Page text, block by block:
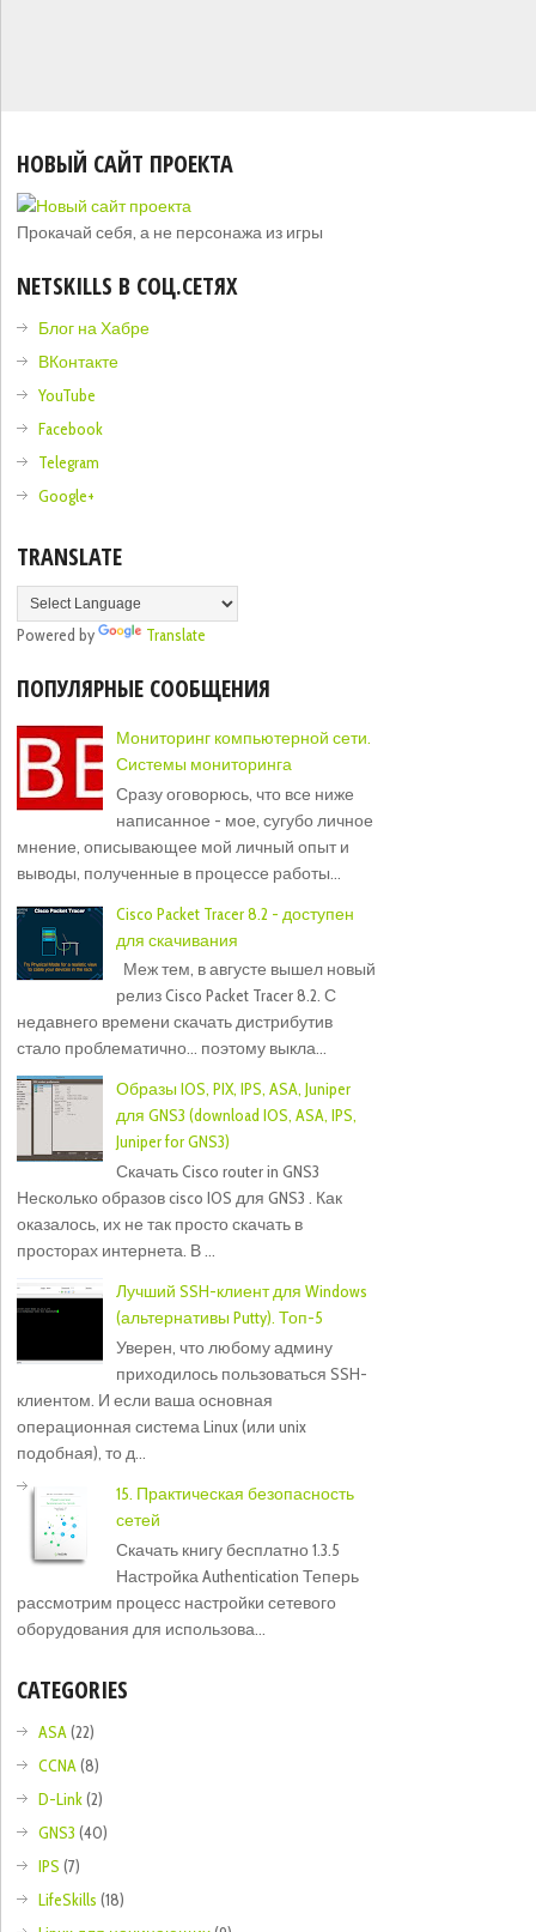
НОВЫЙ САЙТ ПРОЕКТА
Прокачай себя, а не персонажа из игры
NETSKILLS В СОЦ.СЕТЯХ
Блог на Хабре
ВКонтакте
YouTube
Facebook
Telegram
Google+
TRANSLATE
Powered by Translate
ПОПУЛЯРНЫЕ СООБЩЕНИЯ
Мониторинг компьютерной сети.
Системы мониторинга
Сразу оговорюсь, что все ниже
написанное - мое, сугубо личное
мнение, описывающее мой личный опыт и
выводы, полученные в процессе работы...
Cisco Packet Tracer 8.2 - доступен
для скачивания
Меж тем, в августе вышел новый
релиз Cisco Packet Tracer 8.2. С
недавнего времени скачать дистрибутив
стало проблематично... поэтому выкла...
Образы IOS, PIX, IPS, ASA, Juniper
для GNS3 (download IOS, ASA, IPS,
Juniper for GNS3)
Скачать Cisco router in GNS3
Несколько образов cisco IOS для GNS3 . Как
оказалось, их не так просто скачать в
просторах интернета. В ...
Лучший SSH-клиент для Windows
(альтернативы Putty). Топ-5
Уверен, что любому админу
приходилось пользоваться SSH-
клиентом. И если ваша основная
операционная система Linux (или unix
подобная), то д...
15. Практическая безопасность
сетей
Скачать книгу бесплатно 1.3.5
Настройка Authentication Теперь
рассмотрим процесс настройки сетевого
оборудования для использова...
CATEGORIES
ASA(22)
CCNA(8)
D-Link(2)
GNS3 (40)
IPS (7)
LifeSkills (18)